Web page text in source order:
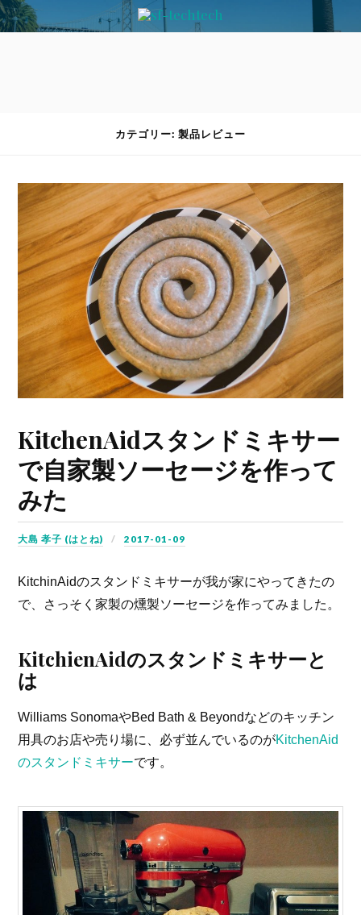
カテゴリー: 製品レビュー
KitchenAidスタンドミキサー
で自家製ソーセージを作って
みた
大島 孝子 (はとね) 2017-01-09
KitchinAidのスタンドミキサーが我が家にやってきたの
で、さっそく家製の燻製ソーセージを作ってみました。
KitchienAidのスタンドミキサーと
は
Williams SonomaやBed Bath & Beyondなどのキッチン
用具のお店や売り場に、必ず並んでいるのがKitchenAid
のスタンドミキサーです。